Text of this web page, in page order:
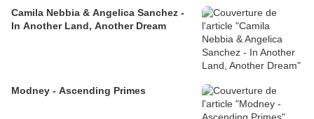
Camila Nebbia & Angelica Sanchez -
In Another Land, Another Dream
Modney - Ascending Primes